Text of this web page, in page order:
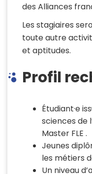
des Alliances
Les stagiaires
toute autre
et aptitudes.
Profil
Étudiant·e
sciences de
Master FLE .
Jeunes
les métiers
Un niveau